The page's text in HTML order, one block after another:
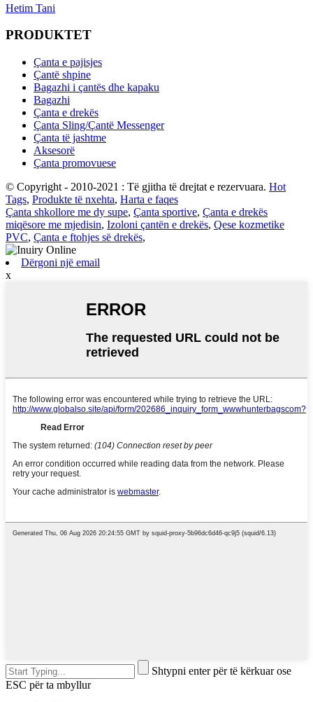
Hetim Tani
PRODUKTET
Çanta e pajisjes
Çantë shpine
Bagazhi i çantës dhe kapaku
Bagazhi
Çanta e drekës
Çanta Sling/Çantë Messenger
Çanta të jashtme
Aksesorë
Çanta promovuese
© Copyright - 2010-2021 : Të gjitha të drejtat e rezervuara. Hot
Tags, Produkte të nxehta, Harta e faqes
Çanta shkollore me dy supe, Çanta sportive, Çanta e drekës
miqësore me mjedisin, Izoloni çantën e drekës, Qese kozmetike
PVC, Çanta e ftohjes së drekës,
Dërgoni një email
x
Shtypni enter për të kërkuar ose
ESC për ta mbyllur